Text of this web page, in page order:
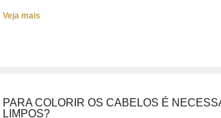
Veja mais
PARA COLORIR OS CABELOS É
LIMPOS?